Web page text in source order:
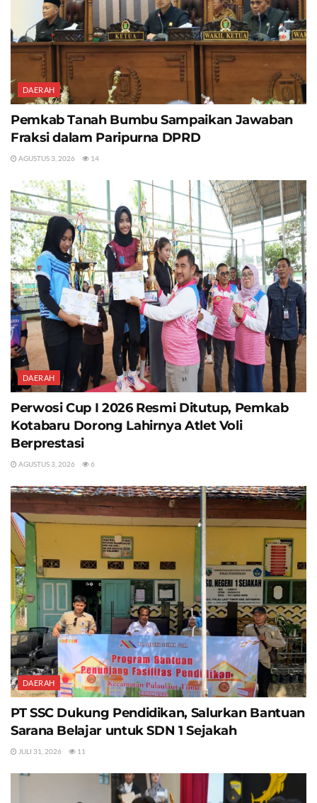
DAERAH
Pemkab Tanah Bumbu Sampaikan Jawaban
Fraksi dalam Paripurna DPRD
AGUSTUS 3, 2026 14
DAERAH
Perwosi Cup I 2026 Resmi Ditutup, Pemkab
Kotabaru Dorong Lahirnya Atlet Voli
Berprestasi
AGUSTUS 3, 2026 6
DAERAH
PT SSC Dukung Pendidikan, Salurkan Bantuan
Sarana Belajar untuk SDN 1 Sejakah
JULI 31, 2026 11